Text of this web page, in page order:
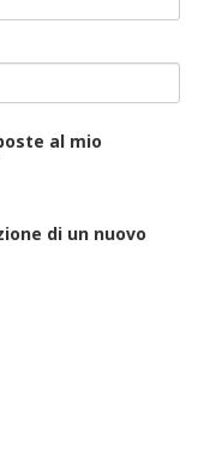
al mio
di un nuovo